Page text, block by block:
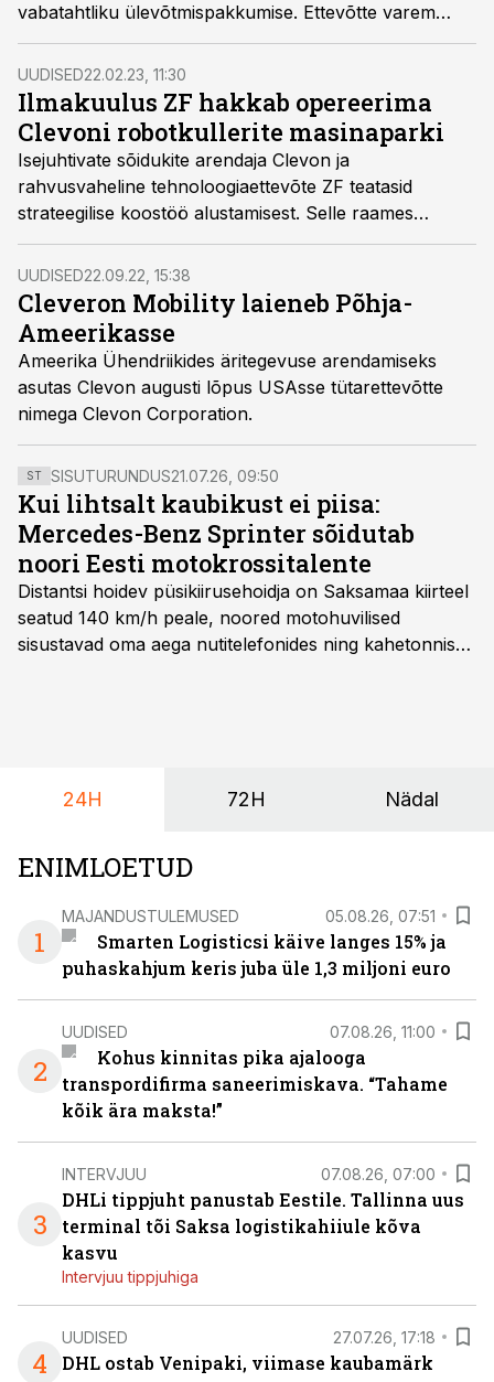
vabatahtliku ülevõtmispakkumise. Ettevõtte varem
kaasatud rahalised vahendid on lõppemas ja
jätkamiseks on vaja lisaraha, teatas Clevon.
UUDISED22.02.23, 11:30
Ilmakuulus ZF hakkab opereerima
Clevoni robotkullerite masinaparki
Isejuhtivate sõidukite arendaja Clevon ja
rahvusvaheline tehnoloogiaettevõte ZF teatasid
strateegilise koostöö alustamisest. Selle raames
ühendatakse Clevoni isejuhtiva sõiduki tehnoloogia ja
ZF SCALAR, mis on juhtiv reaalajas tehisintellektil
põhinev sõidukiparkide juhtimisplatvorm maailmas.
UUDISED22.09.22, 15:38
Cleveron Mobility laieneb Põhja-
Ameerikasse
Ameerika Ühendriikides äritegevuse arendamiseks
asutas Clevon augusti lõpus USAsse tütarettevõtte
nimega Clevon Corporation.
ST SISUTURUNDUS21.07.26, 09:50
Kui lihtsalt kaubikust ei piisa:
Mercedes-Benz Sprinter sõidutab
noori Eesti motokrossitalente
Distantsi hoidev püsikiirusehoidja on Saksamaa kiirteel
seatud 140 km/h peale, noored motohuvilised
sisustavad oma aega nutitelefonides ning kahetonnises
24H 72H Nädal
ENIMLOETUD
1
MAJANDUSTULEMUSED 05.08.26, 07:51
Smarten Logisticsi käive langes 15% ja
puhaskahjum keris juba üle 1,3 miljoni euro
2
UUDISED 07.08.26, 11:00
Kohus kinnitas pika ajalooga
transpordifirma saneerimiskava. “Tahame
kõik ära maksta!”
3
INTERVJUU 07.08.26, 07:00
DHLi tippjuht panustab Eestile. Tallinna uus
terminal tõi Saksa logistikahiiule kõva
kasvu
Intervjuu tippjuhiga
4
UUDISED 27.07.26, 17:18
DHL ostab Venipaki, viimase kaubamärk